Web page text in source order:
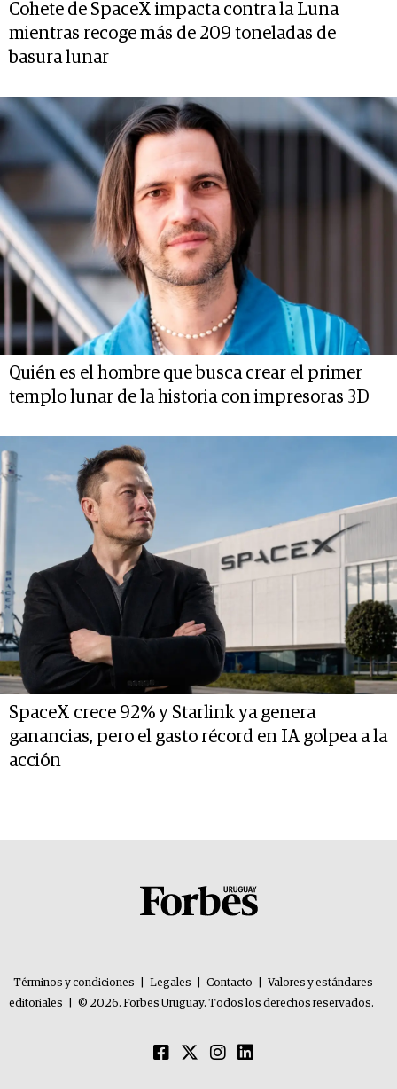
Cohete de SpaceX impacta contra la Luna
mientras recoge más de 209 toneladas de
basura lunar
Quién es el hombre que busca crear el primer
templo lunar de la historia con impresoras 3D
SpaceX crece 92% y Starlink ya genera
ganancias, pero el gasto récord en IA golpea a la
acción
Términos y condiciones Legales Contacto
Valores y estándares
editoriales
© 2026. Forbes Uruguay. Todos los derechos reservados.